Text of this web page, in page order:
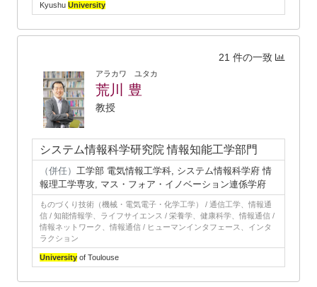
Kyushu University
21 件の一致
アラカワ ユタカ
荒川 豊
教授
システム情報科学研究院 情報知能工学部門
（併任） 工学部 電気情報工学科, システム情報科学府 情
報理工学専攻, マス・フォア・イノベーション連係学府
ものづくり技術（機械・電気電子・化学工学） / 通信工学、情報通
信 / 知能情報学、ライフサイエンス / 栄養学、健康科学、情報通信 /
情報ネットワーク、情報通信 / ヒューマンインタフェース、インタ
ラクション
University of Toulouse